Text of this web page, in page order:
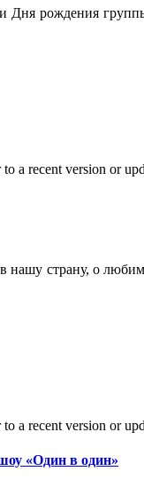
Дня рождения
a recent version or
страну, о
a recent version or
«Один в один»